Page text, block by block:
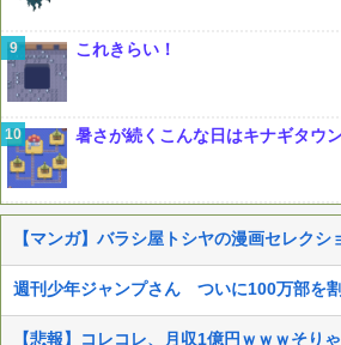
これきらい！
暑さが続くこんな日はキナギタウ
【マンガ】バラシ屋トシヤの漫画セレクシ
週刊少年ジャンプさん ついに100万部を